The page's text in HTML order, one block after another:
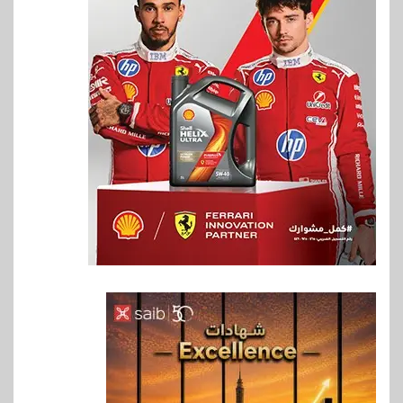
6 اخبار
فيكسد مصر و”حلول” تتشاركان
في تطوير أول منصة للسياحة
الصحية في مصر والشرق الأوسط
وأفريقيا Tour4Cure